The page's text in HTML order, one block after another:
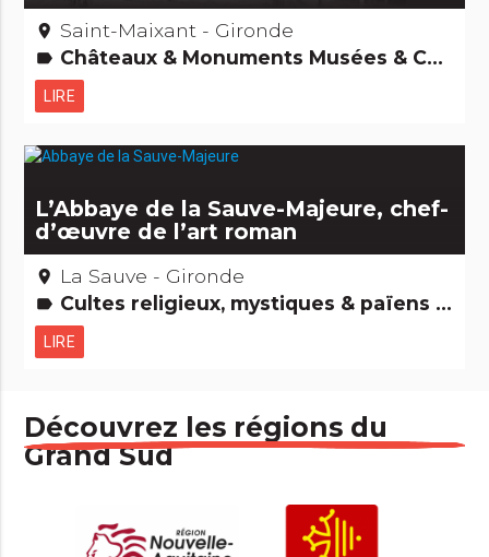
place Saint-Maixant - Gironde
label Châteaux & Monuments Musées & Collections Gens d'ici Edifices remarquables
LIRE
L’Abbaye de la Sauve-Majeure, chef-
d’œuvre de l’art roman
place La Sauve - Gironde
label Cultes religieux, mystiques & païens Edifices remarquables
LIRE
Découvrez les régions du
Grand Sud